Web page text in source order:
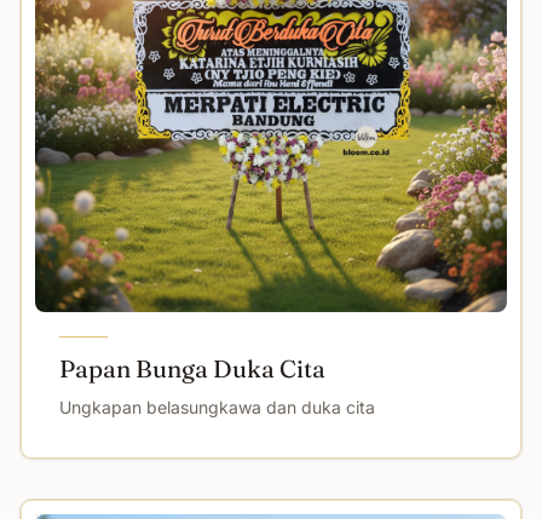
Papan Bunga Duka Cita
Ungkapan belasungkawa dan duka cita